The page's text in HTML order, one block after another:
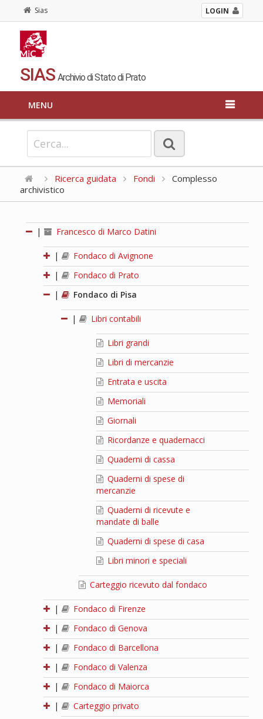
Sias LOGIN
SIAS Archivio di Stato di Prato
MENU
Ricerca guidata Fondi
Complesso
archivistico
| Francesco di Marco Datini
|
Fondaco di Avignone
|
Fondaco di Prato
|
Fondaco di Pisa
| Libri contabili
Libri grandi
Libri di mercanzie
Entrata e uscita
Memoriali
Giornali
Ricordanze e quadernacci
Quaderni di cassa
Quaderni di spese di
mercanzie
Quaderni di ricevute e
mandate di balle
Quaderni di spese di casa
Libri minori e speciali
Carteggio ricevuto dal fondaco
|
Fondaco di Firenze
|
Fondaco di Genova
|
Fondaco di Barcellona
|
Fondaco di Valenza
|
Fondaco di Maiorca
|
Carteggio privato